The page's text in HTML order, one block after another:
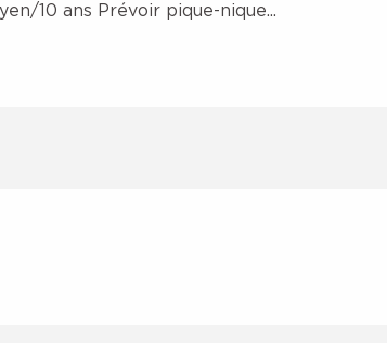
10 ans Prévoir pique-nique...